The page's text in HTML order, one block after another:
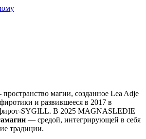
магии, созданное Lea Adje
и развившееся в 2017 в
SYGILL. В 2025 MAGNASLEDIE
— средой, интегрирующей в себя
традиции.